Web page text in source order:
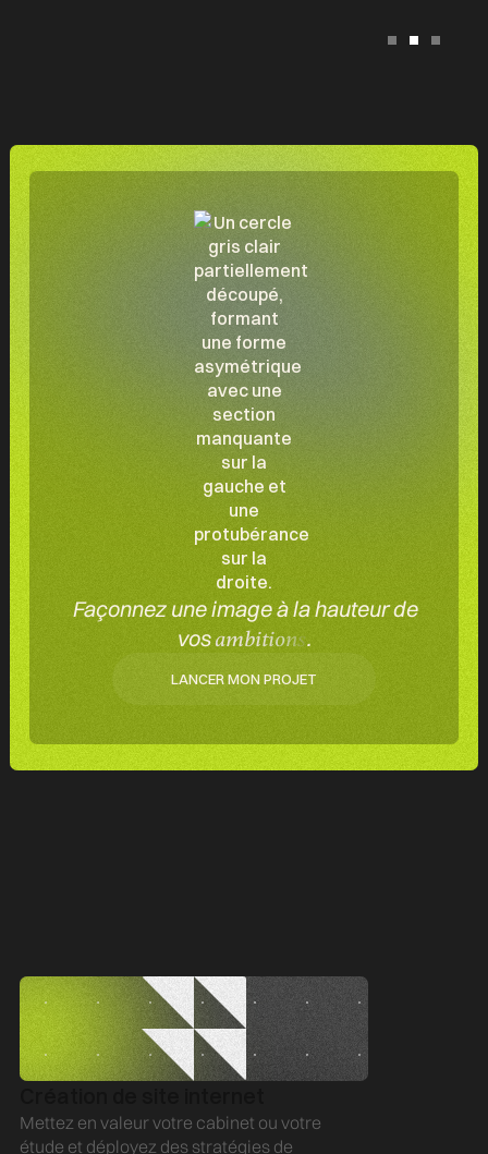
e
Façonnez une image à la hauteur de
vosambitions.
LANCER MON PROJET
Mettez en valeur votre cabinet ou votre
étude et déployez des stratégies de